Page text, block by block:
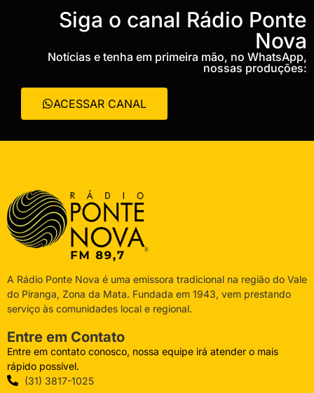
‎Siga o canal Rádio Ponte
Nova
Notícias e tenha em primeira mão, no WhatsApp,
nossas produções:
ACESSAR CANAL
A Rádio Ponte Nova é uma emissora tradicional na região do Vale
do Piranga, Zona da Mata. Fundada em 1943, vem prestando
serviço às comunidades local e regional.
Entre em Contato
Entre em contato conosco, nossa equipe irá atender o mais
rápido possível.
(31) 3817-1025